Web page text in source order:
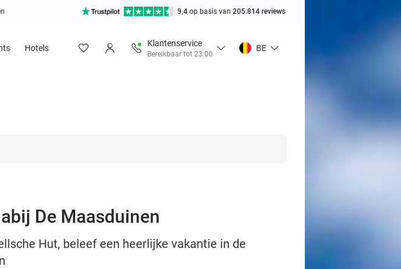
9,4 op basis van 205.814 reviews
Hotels
Klantenservice
Bereikbaar tot 23:00
BE
De Maasduinen
Hut, beleef een heerlijke vakantie in de